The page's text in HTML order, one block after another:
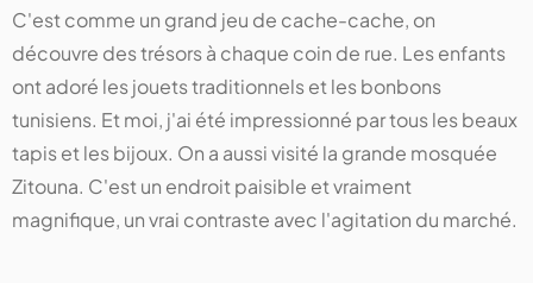
C'est comme un grand jeu de cache-cache, on
découvre des trésors à chaque coin de rue. Les enfants
ont adoré les jouets traditionnels et les bonbons
tunisiens. Et moi, j'ai été impressionné par tous les beaux
tapis et les bijoux. On a aussi visité la grande mosquée
Zitouna. C'est un endroit paisible et vraiment
magnifique, un vrai contraste avec l'agitation du marché.